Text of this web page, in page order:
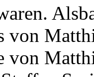
von
von